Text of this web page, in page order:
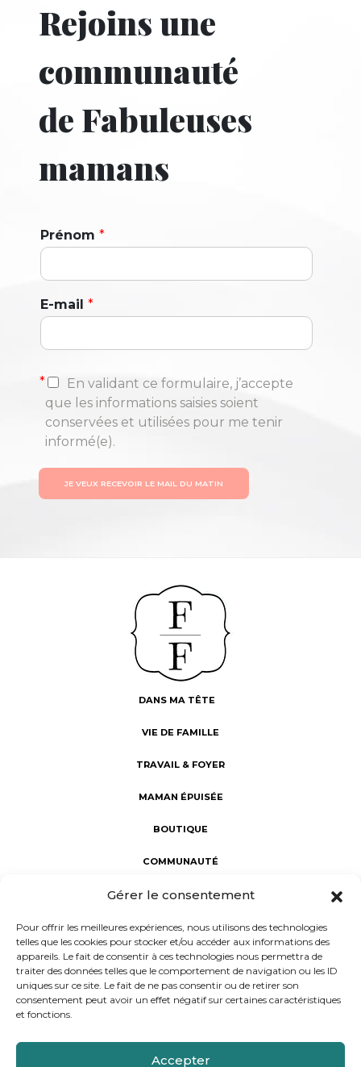
Gérer le consentement
Pour offrir les meilleures expériences, nous utilisons des technologies
telles que les cookies pour stocker et/ou accéder aux informations des
appareils. Le fait de consentir à ces technologies nous permettra de
traiter des données telles que le comportement de navigation ou les ID
uniques sur ce site. Le fait de ne pas consentir ou de retirer son
consentement peut avoir un effet négatif sur certaines caractéristiques
et fonctions.
Accepter
Rejoins une
communauté
de Fabuleuses
mamans
Prénom *
E-mail *
*
En validant ce formulaire, j’accepte
que les informations saisies soient
conservées et utilisées pour me tenir
informé(e).
JE VEUX RECEVOIR LE MAIL DU MATIN
DANS MA TÊTE
VIE DE FAMILLE
TRAVAIL & FOYER
MAMAN ÉPUISÉE
BOUTIQUE
COMMUNAUTÉ
Fabuleuses au foyer : révéler la Fabuleuse en chaque maman.
des mamans. Notre mission : porter un regard sincère sur la
maternité à l'intérieur et à l'extérieur du foyer, rejoindre les
femmes dans leur vie réelle et non rêvée, et donner la parole
aux mamans d’aujourd’hui.
Conception et réalisation : Progressif Media